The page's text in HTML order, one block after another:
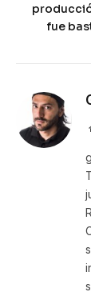
fue